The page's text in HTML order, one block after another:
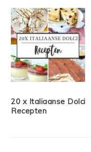
20 x Italiaanse Dolci
Recepten